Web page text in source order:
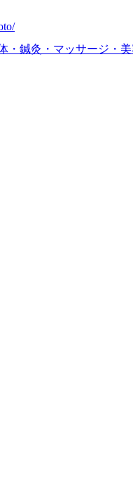
鍼灸・マッサージ・